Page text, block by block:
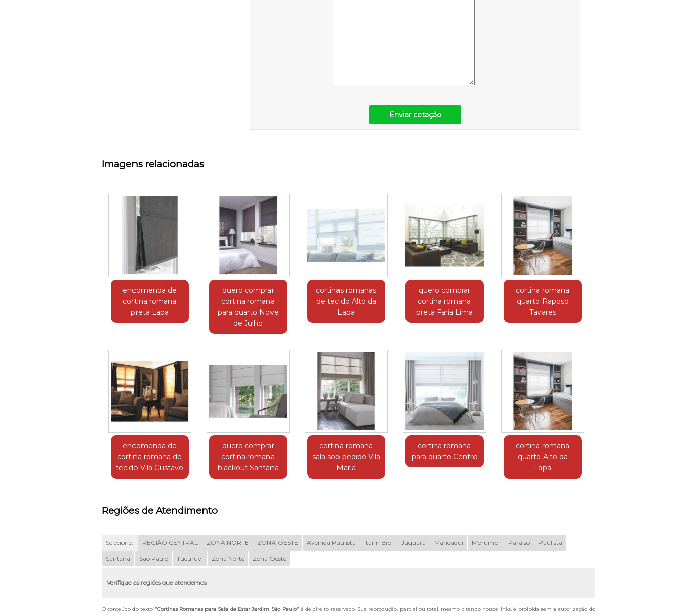
Enviar cotação
Imagens relacionadas
encomenda de
cortina romana
preta Lapa
quero comprar
cortina romana
para quarto Nove
de Julho
cortinas romanas
de tecido Alto da
Lapa
quero comprar
cortina romana
preta Faria Lima
cortina romana
quarto Raposo
Tavares
encomenda de
cortina romana de
tecido Vila Gustavo
quero comprar
cortina romana
blackout Santana
cortina romana
sala sob pedido Vila
Maria
cortina romana
para quarto Centro
cortina romana
quarto Alto da
Lapa
Regiões de Atendimento
Selecione: REGIÃO CENTRAL ZONA NORTE ZONA OESTE Avenida Paulista Itaim Bibi Jaguara Mandaqui Morumbi Paraíso Paulista
Santana São Paulo Tucuruvi Zona Norte Zona Oeste
Verifique as regiões que atendemos
O conteúdo do texto "Cortinas Romanas para Sala de Estar Jardim São Paulo" é de direito reservado. Sua reprodução, parcial ou total, mesmo citando nossos links, é proibida sem a autorização do